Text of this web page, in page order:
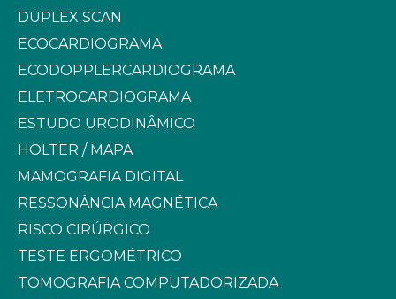
DUPLEX SCAN
ECOCARDIOGRAMA
ECODOPPLERCARDIOGRAMA
ELETROCARDIOGRAMA
ESTUDO URODINÂMICO
HOLTER / MAPA
MAMOGRAFIA DIGITAL
RESSONÂNCIA MAGNÉTICA
RISCO CIRÚRGICO
TESTE ERGOMÉTRICO
TOMOGRAFIA COMPUTADORIZADA